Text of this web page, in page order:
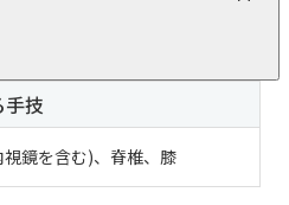
技
鏡を含む)、脊椎、膝